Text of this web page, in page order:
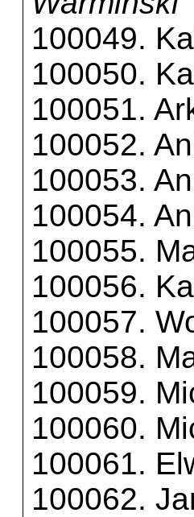
100049.
100050.
100051.
100052.
100053.
100054.
100055.
100056.
100057.
100058.
100059.
100060.
100061.
100062.